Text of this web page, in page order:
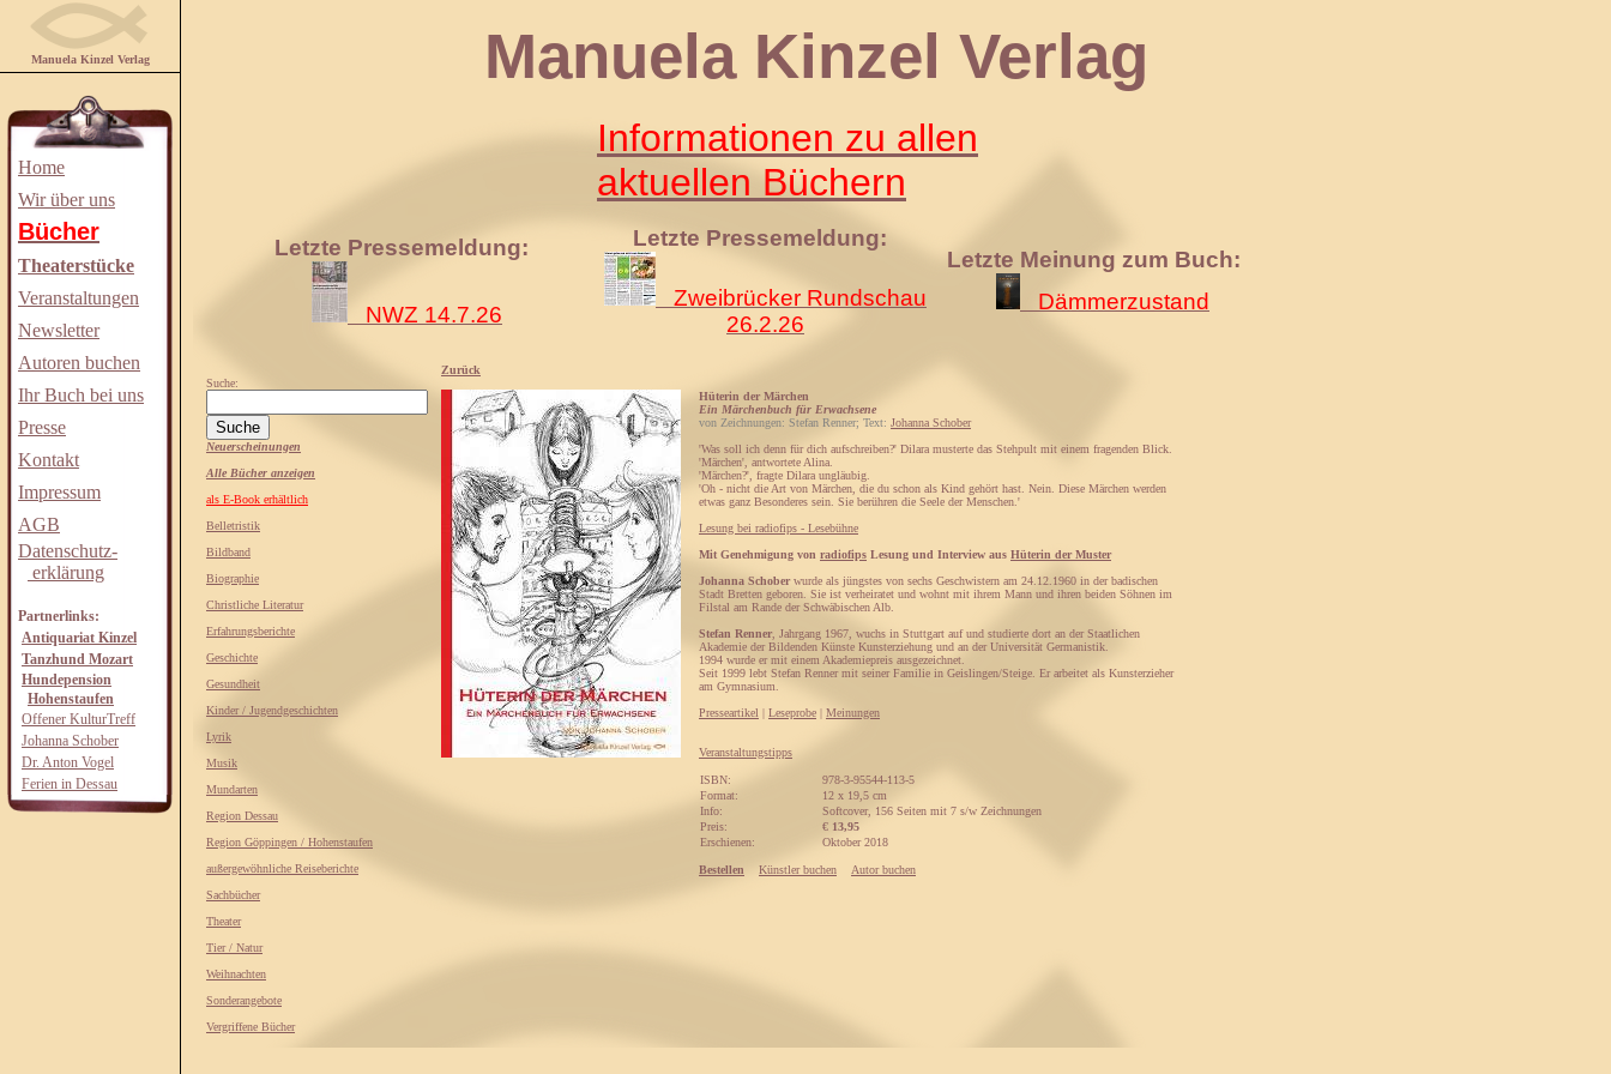
Manuela Kinzel Verlag
Home
Wir über uns
Bücher
Theaterstücke
Veranstaltungen
Newsletter
Autoren buchen
Ihr Buch bei uns
Presse
Kontakt
Impressum
AGB
Datenschutz-
erklärung
Partnerlinks:
Antiquariat Kinzel
Tanzhund Mozart
Hundepension
Hohenstaufen
Offener KulturTreff
Johanna Schober
Dr. Anton Vogel
Ferien in Dessau
Manuela Kinzel Verlag
Informationen zu allen
aktuellen Büchern
Letzte Pressemeldung:
NWZ 14.7.26
Letzte Pressemeldung:
Zweibrücker Rundschau
26.2.26
Letzte Meinung zum Buch:
Dämmerzustand
Suche:
Neuerscheinungen
Alle Bücher anzeigen
als E-Book erhältlich
Belletristik
Bildband
Biographie
Christliche Literatur
Erfahrungsberichte
Geschichte
Gesundheit
Kinder / Jugendgeschichten
Lyrik
Musik
Mundarten
Region Dessau
Region Göppingen / Hohenstaufen
außergewöhnliche Reiseberichte
Sachbücher
Theater
Tier / Natur
Weihnachten
Sonderangebote
Vergriffene Bücher
Zurück
Hüterin der Märchen
Ein Märchenbuch für Erwachsene
von Zeichnungen: Stefan Renner; Text: Johanna Schober
'Was soll ich denn für dich aufschreiben?' Dilara musterte das Stehpult mit einem fragenden Blick.
'Märchen', antwortete Alina.
'Märchen?', fragte Dilara ungläubig.
'Oh - nicht die Art von Märchen, die du schon als Kind gehört hast. Nein. Diese Märchen werden
etwas ganz Besonderes sein. Sie berühren die Seele der Menschen.'
Lesung bei radiofips - Lesebühne
Mit Genehmigung von radiofips Lesung und Interview aus Hüterin der Muster
Johanna Schoberwurde als jüngstes von sechs Geschwistern am 24.12.1960 in der badischen
Stadt Bretten geboren. Sie ist verheiratet und wohnt mit ihrem Mann und ihren beiden Söhnen im
Filstal am Rande der Schwäbischen Alb.
Stefan Renner, Jahrgang 1967, wuchs in Stuttgart auf und studierte dort an der Staatlichen
Akademie der Bildenden Künste Kunsterziehung und an der Universität Germanistik.
1994 wurde er mit einem Akademiepreis ausgezeichnet.
Seit 1999 lebt Stefan Renner mit seiner Familie in Geislingen/Steige. Er arbeitet als Kunsterzieher
am Gymnasium.
Presseartikel | Leseprobe | Meinungen
Veranstaltungstipps
ISBN:
978-3-95544-113-5
Format:
12 x 19,5 cm
Info:
Softcover, 156 Seiten mit 7 s/w Zeichnungen
Preis:
€ 13,95
Erschienen:
Oktober 2018
Bestellen Künstler buchen Autor buchen